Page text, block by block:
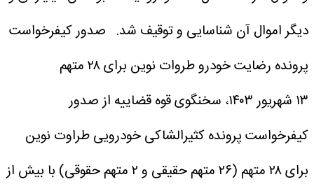
دیگر اموال آن شناسایی و توقیف شد. صدور کیفرخواست
پرونده رضایت خودرو طروات نوین برای ۲۸ متهم
۱۳ شهریور ۱۴۰۳، سخنگوی قوه قضاییه از صدور
کیفرخواست پرونده کثیرالشاکی خودرویی طراوت نوین
برای ۲۸ متهم (۲۶ متهم حقیقی و ۲ متهم حقوقی) با بیش از